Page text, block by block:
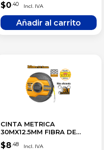
$0.40
CINTA METRICA
30MX12.5MM FIBRA DE
VIDRIO
$8 .48